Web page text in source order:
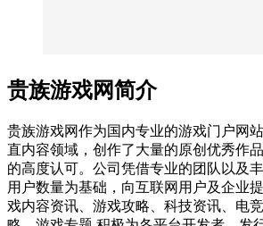
贵族游戏网简介
贵族游戏网作为国内专业的游戏门户网
直内容领域，创作了大量的原创优秀作
的高度认可。公司凭借专业的团队以及
用户数量为基础，向互联网用户及企业
戏内容资讯、游戏攻略、科技资讯、电